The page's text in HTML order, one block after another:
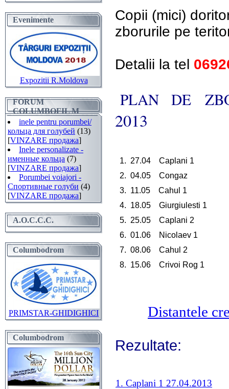
Evenimente
Expozitii R.Moldova
FORUM
COLUMBOFIL M
inele pentru porumbei/
кольца для голубей (13)
[VINZARE продажа]
Inele personalizate -
именные кольца (7)
[VINZARE продажа]
Porumbei voiajori -
Спортивные голуби (4)
[VINZARE продажа]
A.O.C.C.C.
Columbodrom
PRIMSTAR-GHIDIGHICI
Columbodrom
Copii (mici)
zborurile pe
Detalii la tel
PLAN DE
2013
1. 27.04
Caplani 1
2. 04.05 Congaz
3. 11.05 Cahul 1
4. 18.05 Giurgiulesti 1
5. 25.05 Caplani 2
6. 01.06 Nicolaev 1
7. 08.06 Cahul 2
8. 15.06 Crivoi Rog 1
Distantele
Rezultate:
1. Caplani 1 27.04.2013